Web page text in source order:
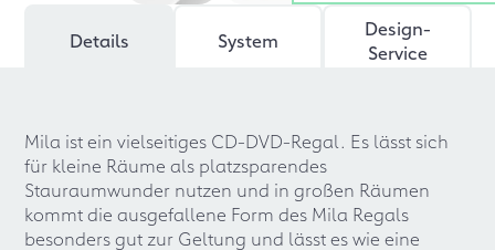
Details System
Design-
Service
Mila ist ein vielseitiges CD-DVD-Regal. Es lässt sich
für kleine Räume als platzsparendes
Stauraumwunder nutzen und in großen Räumen
kommt die ausgefallene Form des Mila Regals
besonders gut zur Geltung und lässt es wie eine